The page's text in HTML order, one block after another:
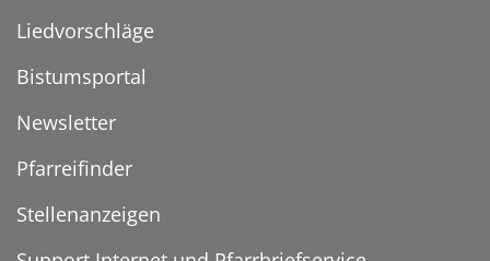
Liedvorschläge
Bistumsportal
Newsletter
Pfarreifinder
Stellenanzeigen